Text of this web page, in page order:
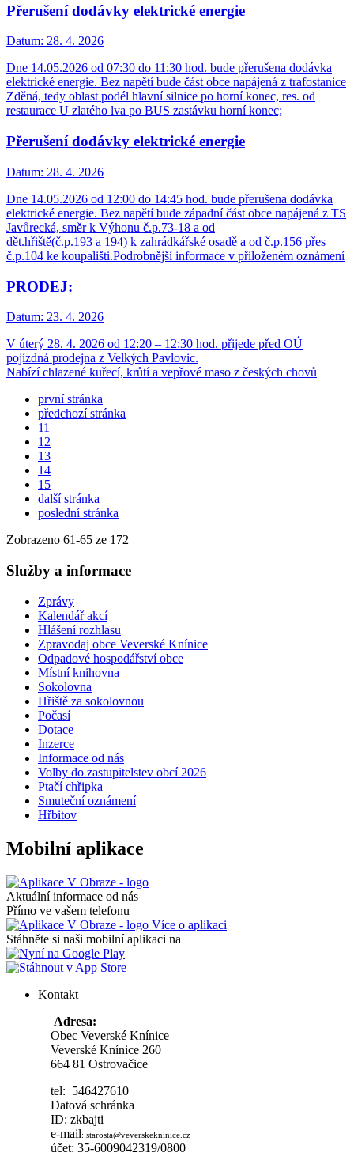
Přerušení dodávky elektrické energie
Datum: 28. 4. 2026
Dne 14.05.2026 od 07:30 do 11:30 hod. bude přerušena dodávka
elektrické energie. Bez napětí bude část obce napájená z trafostanice
Zděná, tedy oblast podél hlavní silnice po horní konec, res. od
restaurace U zlatého lva po BUS zastávku horní konec;
Přerušení dodávky elektrické energie
Datum: 28. 4. 2026
Dne 14.05.2026 od 12:00 do 14:45 hod. bude přerušena dodávka
elektrické energie. Bez napětí bude západní část obce napájená z TS
Javůrecká, směr k Výhonu č.p.73-18 a od
dět.hřiště(č.p.193 a 194) k zahrádkářské osadě a od č.p.156 přes
č.p.104 ke koupališti.Podrobnější informace v přiloženém oznámení
PRODEJ:
Datum: 23. 4. 2026
V úterý 28. 4. 2026 od 12:20 – 12:30 hod. přijede před OÚ
pojízdná prodejna z Velkých Pavlovic.
Nabízí chlazené kuřecí, krůtí a vepřové maso z českých chovů
první stránka
předchozí stránka
11
12
13
14
15
další stránka
poslední stránka
Zobrazeno 61-65 ze 172
Služby a informace
Zprávy
Kalendář akcí
Hlášení rozhlasu
Zpravodaj obce Veverské Knínice
Odpadové hospodářství obce
Místní knihovna
Sokolovna
Hřiště za sokolovnou
Počasí
Dotace
Inzerce
Informace od nás
Volby do zastupitelstev obcí 2026
Ptačí chřipka
Smuteční oznámení
Hřbitov
Mobilní aplikace
Aktuální informace od nás
Přímo ve vašem telefonu
Více o aplikaci
Stáhněte si naši mobilní aplikaci na
Kontakt
Adresa:
Obec Veverské Knínice
Veverské Knínice 260
664 81 Ostrovačice
tel: 546427610
Datová schránka
ID: zkbajti
e-mail: starosta@veverskekninice.cz
účet: 35-6009042319/0800